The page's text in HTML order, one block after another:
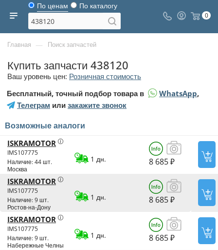
По ценам По каталогу
0
Главная — Поиск запчастей
Купить запчасти 438120
Ваш уровень цен: Розничная стоимость
Бесплатный, точный подбор товара в
WhatsApp,
Телеграм или закажите звонок
Возможные аналоги
ISKRAMOTOR
IMS107775
Наличие: 44 шт.
Москва
1 дн. 8 685 ₽
ISKRAMOTOR
IMS107775
Наличие: 9 шт.
Ростов-на-Дону
1 дн. 8 685 ₽
ISKRAMOTOR
IMS107775
Наличие: 9 шт.
Набережные Челны
1 дн. 8 685 ₽